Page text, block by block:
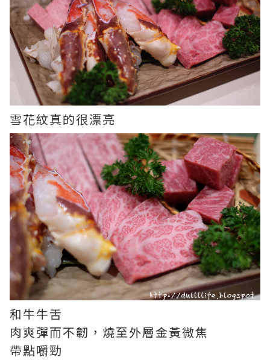
雪花紋真的很漂亮
和牛牛舌
肉爽彈而不韌，燒至外層金黃微焦
帶點嚼勁